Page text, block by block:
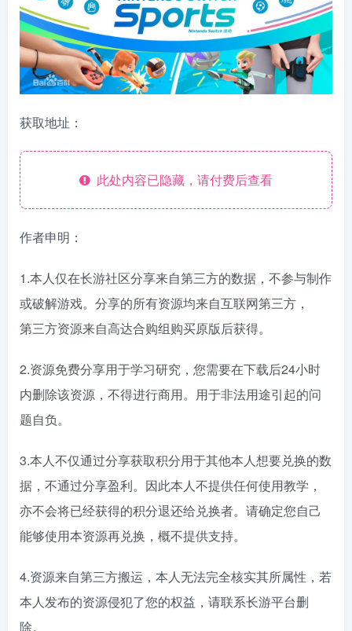
获取地址：
此处内容已隐藏，请付费后查看
作者申明：
1.本人仅在长游社区分享来自第三方的数据，不参与制作
或破解游戏。分享的所有资源均来自互联网第三方，
第三方资源来自高达合购组购买原版后获得。
2.资源免费分享用于学习研究，您需要在下载后24小时
内删除该资源，不得进行商用。用于非法用途引起的问
题自负。
3.本人不仅通过分享获取积分用于其他本人想要兑换的数
据，不通过分享盈利。因此本人不提供任何使用教学，
亦不会将已经获得的积分退还给兑换者。请确定您自己
能够使用本资源再兑换，概不提供支持。
4.资源来自第三方搬运，本人无法完全核实其所属性，若
本人发布的资源侵犯了您的权益，请联系长游平台删
除。